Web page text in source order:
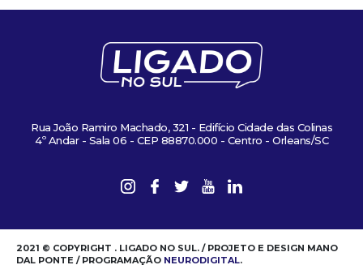
Rua João Ramiro Machado, 321 - Edifício Cidade das Colinas
4º Andar - Sala 06 - CEP 88870.000 - Centro - Orleans/SC
2021 © COPYRIGHT . LIGADO NO SUL. / PROJETO E DESIGN MANO
DAL PONTE / PROGRAMAÇÃO NEURODIGITAL.